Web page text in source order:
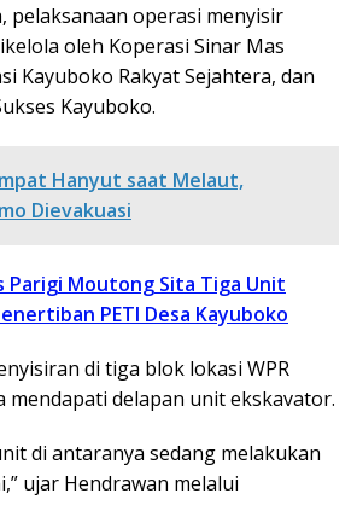
pelaksanaan operasi menyisir
oleh Koperasi Sinar Mas
Kayuboko Rakyat Sejahtera, dan
Kayuboko.
Hanyut saat Melaut,
Dievakuasi
Parigi Moutong Sita Tiga Unit
PETI Desa Kayuboko
di tiga blok lokasi WPR
mendapati delapan unit ekskavator.
di antaranya sedang melakukan
ujar Hendrawan melalui